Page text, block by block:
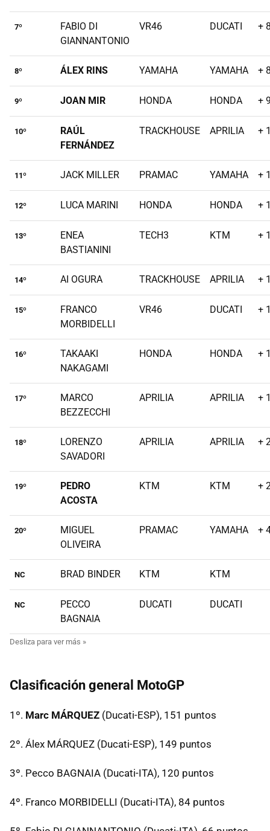
7º
FABIO DI
GIANNANTONIO
VR46 DUCATI +
8º ÁLEX RINS YAMAHA YAMAHA +
9º JOAN MIR HONDA HONDA +
10º
RAÚL
FERNÁNDEZ
TRACKHOUSE APRILIA +
11º JACK MILLER PRAMAC YAMAHA +
12º LUCA MARINI HONDA HONDA +
13º
ENEA
BASTIANINI
TECH3 KTM +
14º AI OGURA TRACKHOUSE APRILIA +
15º
FRANCO
MORBIDELLI
VR46 DUCATI +
16º
TAKAAKI
NAKAGAMI
HONDA HONDA +
17º
MARCO
BEZZECCHI
APRILIA APRILIA +
18º
LORENZO
SAVADORI
APRILIA APRILIA +
19º
PEDRO
ACOSTA
KTM KTM +
20º
MIGUEL
OLIVEIRA
PRAMAC YAMAHA +
NC BRAD BINDER KTM KTM
NC
PECCO
BAGNAIA
DUCATI DUCATI
Clasificación general MotoGP
1º. Marc MÁRQUEZ (Ducati-ESP), 151 puntos
2º. Álex MÁRQUEZ (Ducati-ESP), 149 puntos
3º. Pecco BAGNAIA (Ducati-ITA), 120 puntos
4º. Franco MORBIDELLI (Ducati-ITA), 84 puntos